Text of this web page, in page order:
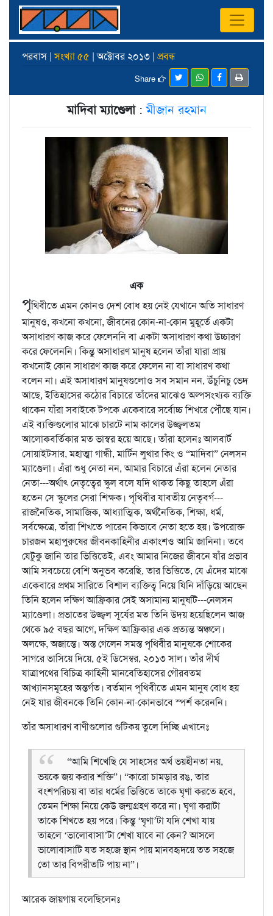
পরবাস |সংখ্যা ৫৫ | অক্টোবর ২০১৩ | প্রবন্ধ
Share
মাদিবা ম্যাণ্ডেলা:মীজান রহমান
এক
পৃথিবীতে এমন কোনও দেশ বোধ হয় নেই যেখানে অতি সাধারণ
মানুষও, কখনো কখনো, জীবনের কোন-না-কোন মুহূর্তে একটা
অসাধারণ কাজ করে ফেলেননি বা একটা অসাধারণ কথা উচ্চারণ
করে ফেলেননি। কিন্তু অসাধারণ মানুষ হলেন তাঁরা যারা প্রায়
কখনোই কোন সাধারণ কাজ করে ফেলেন না বা সাধারণ কথা
বলেন না। এই অসাধারণ মানুষগুলোও সব সমান নন, উঁচুনিচু ভেদ
আছে, ইতিহাসের কঠোর বিচারে তাঁদের মাঝেও অল্পসংখ্যক ব্যক্তি
থাকেন যাঁরা সবাইকে টপকে একেবারে সর্বোচ্চ শিখরে পৌঁছে যান।
এই ব্যক্তিগুলোর মাঝে চারটে নাম কালের উজ্জ্বলতম
আলোকবর্তিকার মত ভাস্বর হয়ে আছে। তাঁরা হলেনঃ আলবার্ট
সোয়াইটসার, মহাত্মা গান্ধী, মার্টিন লুথার কিং ও “মাদিবা” নেলসন
ম্যাণ্ডেলা। এঁরা শুধু নেতা নন, আমার বিচারে এঁরা হলেন নেতার
নেতা---অর্থাৎ নেতৃত্বের স্কুল বলে যদি থাকত কিছু তাহলে এঁরা
হতেন সে স্কুলের সেরা শিক্ষক। পৃথিবীর যাবতীয় নেতৃবর্গ---
রাজনৈতিক, সামাজিক, আধ্যাত্মিক, অর্থনৈতিক, শিক্ষা, ধর্ম,
সর্বক্ষেত্রে, তাঁরা শিখতে পারেন কিভাবে নেতা হতে হয়। উপরোক্ত
চারজন মহাপুরুষের জীবনকাহিনীর একাংশও আমি জানিনা। তবে
যেটুকু জানি তার ভিত্তিতেই, এবং আমার নিজের জীবনে যাঁর প্রভাব
আমি সবচেয়ে বেশি অনুভব করেছি, তার ভিত্তিতে, যে এঁদের মাঝে
একেবারে প্রথম সারিতে বিশাল ব্যক্তিত্ব নিয়ে যিনি দাঁড়িয়ে আছেন
তিনি হলেন দক্ষিণ আফ্রিকার সেই অসামান্য মানুষটি---নেলসন
ম্যাণ্ডেলা। প্রভাতের উজ্জ্বল সূর্যের মত তিনি উদয় হয়েছিলেন আজ
থেকে ৯৫ বছর আগে, দক্ষিণ আফ্রিকার এক প্রত্যন্ত অঞ্চলে।
অলক্ষে, অজান্তে। অস্ত গেলেন সমস্ত পৃথিবীর মানুষকে শোকের
সাগরে ভাসিয়ে দিয়ে, ৫ই ডিসেম্বর, ২০১৩ সাল। তাঁর দীর্ঘ
যাত্রাপথের বিচিত্র কাহিনী মানবেতিহাসের গৌরবতম
আখ্যানসমূহের অন্তর্গত। বর্তমান পৃথিবীতে এমন মানুষ বোধ হয়
নেই যার জীবনকে তিনি কোন-না-কোনভাবে স্পর্শ করেননি।
তাঁর অসাধারণ বাণীগুলোর গুটিকয় তুলে দিচ্ছি এখানেঃ
“আমি শিখেছি যে সাহসের অর্থ ভয়হীনতা নয়,
ভয়কে জয় করার শক্তি”। “কারো চামড়ার রঙ, তার
বংশপরিচয় বা তার ধর্মের ভিত্তিতে তাকে ঘৃণা করতে হবে,
তেমন শিক্ষা নিয়ে কেউ জন্মগ্রহণ করে না। ঘৃণা করাটা
তাকে শিখতে হয় পরে। কিন্তু ‘ঘৃণা’টা যদি শেখা যায়
তাহলে ‘ভালোবাসা’টা শেখা যাবে না কেন? আসলে
ভালোবাসাটি যত সহজে স্থান পায় মানবহৃদয়ে তত সহজে
তো তার বিপরীতটি পায় না”।
আরেক জায়গায় বলেছিলেনঃ